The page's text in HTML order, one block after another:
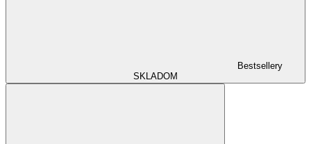
Bestsellery
SKLADOM